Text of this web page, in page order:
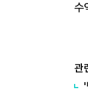
수
관
'